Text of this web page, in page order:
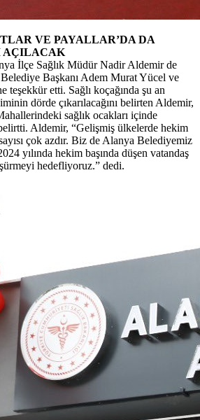
VE PAYALLAR’DA DA
AÇILACAK
İlçe Sağlık Müdür Nadir Aldemir de
Başkanı Adem Murat Yücel ve
teşekkür etti. Sağlı koçağında şu an
dörde çıkarılacağını belirten Aldemir,
sağlık ocakları içinde
Aldemir, “Gelişmiş ülkelerde hekim
çok azdır. Biz de Alanya Belediyemiz
yılında hekim başında düşen vatandaş
hedefliyoruz.” dedi.